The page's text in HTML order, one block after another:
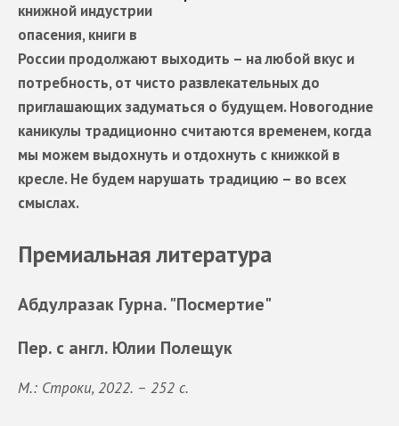
книжной индустрии
опасения, книги в
России продолжают выходить – на любой вкус и
потребность, от чисто развлекательных до
приглашающих задуматься о будущем. Новогодние
каникулы традиционно считаются временем, когда
мы можем выдохнуть и отдохнуть с книжкой в
кресле. Не будем нарушать традицию – во всех
смыслах.
Премиальная литература
Абдулразак Гурна. "Посмертие"
Пер. с англ. Юлии Полещук
М.: Строки, 2022. – 252 с.